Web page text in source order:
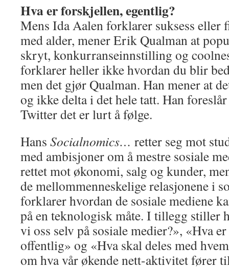
Hva er forskjellen, egentlig?
Mens Ida Aalen forklarer suksess eller
med alder, mener Erik Qualman at
skryt, konkurranseinnstilling og
forklarer heller ikke hvordan du blir
men det gjør Qualman. Han mener at
og ikke delta i det hele tatt. Han
Twitter det er lurt å følge.
Hans Socialnomics… retter seg mot
med ambisjoner om å mestre sosiale
rettet mot økonomi, salg og kunder,
de mellommenneskelige relasjonene i
forklarer hvordan de sosiale mediene
på en teknologisk måte. I tillegg stiller
vi oss selv på sosiale medier?», «Hva
offentlig» og «Hva skal deles med
om hva vår økende nett-aktivitet fører